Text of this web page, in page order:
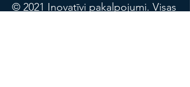
© 2021 Inovatīvi pakalpojumi. Visas